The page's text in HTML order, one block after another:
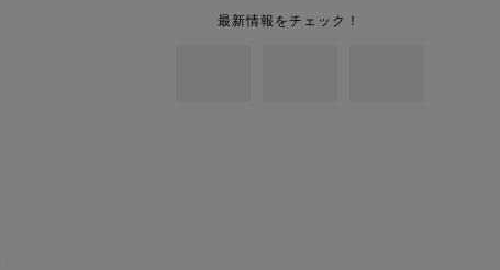
最新情報をチェック！